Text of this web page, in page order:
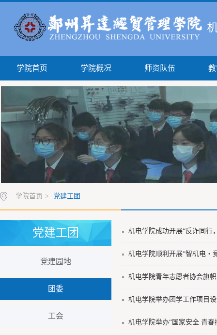
学院首页 学院概况 师资队伍
学院首页 > 党建工团
党建工团
党建园地
团委
工会
机电学院成功开展“反诈同行
机电学院顺利开展“智机电・
机电学院青年志愿者协会旗
机电学院举办团学工作项目
机电学院举办“国家安全 青春